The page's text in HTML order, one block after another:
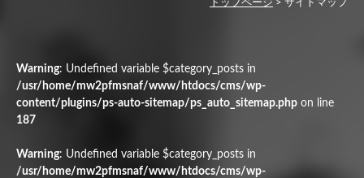
トップページ > サイトマップ
Warning: Undefined variable $category_posts in
/usr/home/mw2pfmsnaf/www/htdocs/cms/wp-
content/plugins/ps-auto-sitemap/ps_auto_sitemap.php on line
187
Warning: Undefined variable $category_posts in
/usr/home/mw2pfmsnaf/www/htdocs/cms/wp-